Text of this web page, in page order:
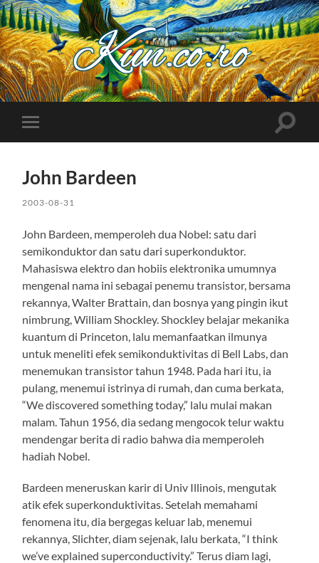
Kuncoro++
Toggle
mobile
Toggle
John Bardeen
2003-08-31
John Bardeen, memperoleh dua Nobel: satu dari
semikonduktor dan satu dari superkonduktor.
Mahasiswa elektro dan hobiis elektronika umumnya
mengenal nama ini sebagai penemu transistor, bersama
rekannya, Walter Brattain, dan bosnya yang pingin ikut
nimbrung, William Shockley. Shockley belajar mekanika
kuantum di Princeton, lalu memanfaatkan ilmunya
untuk meneliti efek semikonduktivitas di Bell Labs, dan
menemukan transistor tahun 1948. Pada hari itu, ia
pulang, menemui istrinya di rumah, dan cuma berkata,
“We discovered something today,” lalu mulai makan
malam. Tahun 1956, dia sedang mengocok telur waktu
mendengar berita di radio bahwa dia memperoleh
hadiah Nobel.
Bardeen meneruskan karir di Univ Illinois, mengutak
atik efek superkonduktivitas. Setelah memahami
fenomena itu, dia bergegas keluar lab, menemui
rekannya, Slichter, diam sejenak, lalu berkata, “I think
we’ve explained superconductivity.” Terus diam lagi,